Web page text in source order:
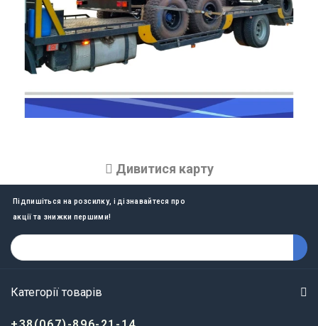
Дивитися карту
Підпишіться на розсилку, і дізнавайтеся про
акції та знижки першими!
Категорії товарів